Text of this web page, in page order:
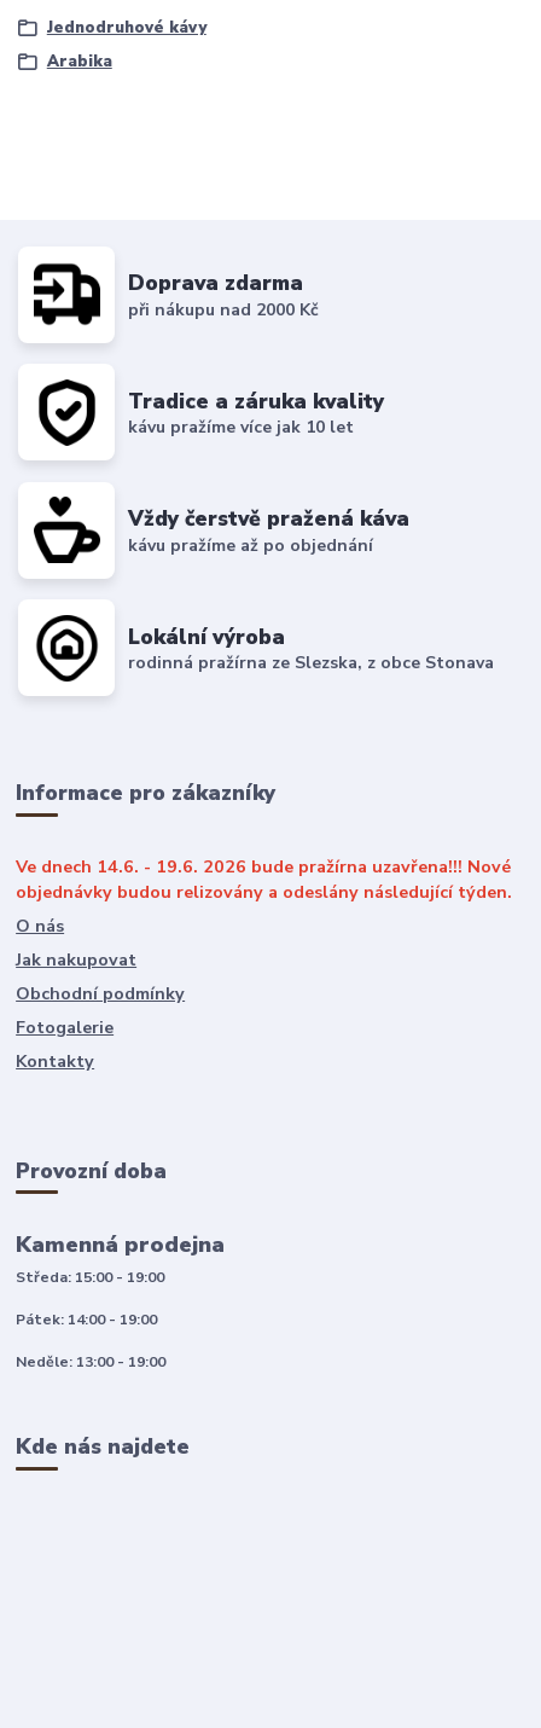
Jednodruhové kávy
Arabika
Doprava zdarma
při nákupu nad 2000 Kč
Tradice a záruka kvality
kávu pražíme více jak 10 let
Vždy čerstvě pražená káva
kávu pražíme až po objednání
Lokální výroba
rodinná pražírna ze Slezska, z obce Stonava
Informace pro zákazníky
Ve dnech 14.6. - 19.6. 2026 bude pražírna uzavřena!!! Nové
objednávky budou relizovány a odeslány následující týden.
O nás
Jak nakupovat
Obchodní podmínky
Fotogalerie
Kontakty
Provozní doba
Kamenná prodejna
Středa: 15:00 - 19:00
Pátek: 14:00 - 19:00
Neděle: 13:00 - 19:00
Kde nás najdete